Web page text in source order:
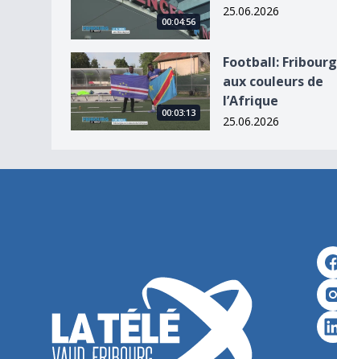
00:04:56
25.06.2026
Football: Fribourg aux couleurs de l’Afrique
00:03:13
Football: Fribourg
aux couleurs de
l’Afrique
25.06.2026